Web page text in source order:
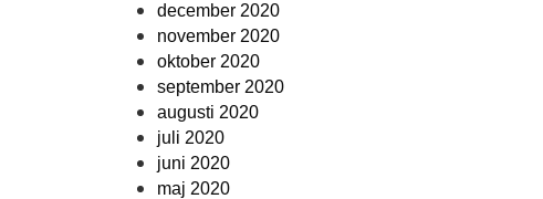
december 2020
november 2020
oktober 2020
september 2020
augusti 2020
juli 2020
juni 2020
maj 2020